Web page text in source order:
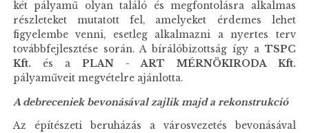
két pályamű olyan találó és megfontolásra alkalmas
részleteket mutatott fel, amelyeket érdemes lehet
figyelembe venni, esetleg alkalmazni a nyertes terv
továbbfejlesztése során. A bírálóbizottság így a TSPC
Kft. és a PLAN - ART MÉRNÖKIRODA Kft.
pályaműveit megvételre ajánlotta.
A debreceniek bevonásával zajlik majd a rekonstrukció
Az építészeti beruházás a városvezetés bevonásával